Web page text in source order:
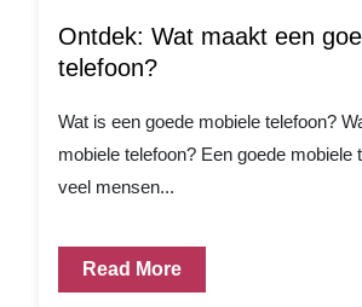
Ontdek: Wat maakt een
telefoon?
Wat is een goede mobiele telefoon?
mobiele telefoon? Een goede mobiele
veel mensen...
Read More